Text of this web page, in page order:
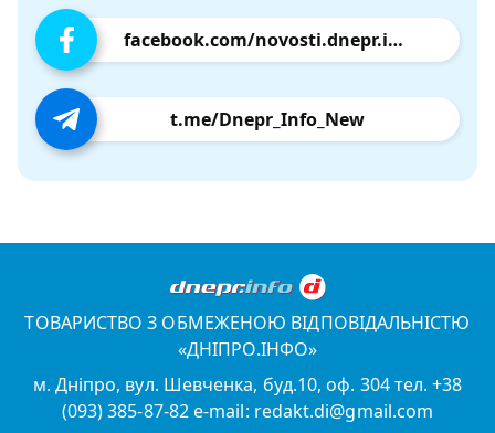
facebook.com/novosti.dnepr.info
t.me/Dnepr_Info_New
ТОВАРИСТВО З ОБМЕЖЕНОЮ ВІДПОВІДАЛЬНІСТЮ
«ДНІПРО.ІНФО»
м. Дніпро, вул. Шевченка, буд.10, оф. 304 тел. +38
(093) 385-87-82 e-mail: redakt.di@gmail.com